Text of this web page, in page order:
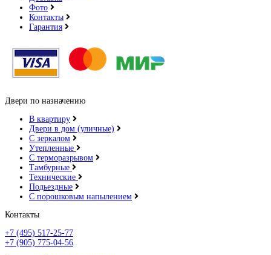
Фото
Контакты
Гарантия
Двери по назначению
В квартиру
Двери в дом (уличные)
С зеркалом
Утепленные
С терморазрывом
Тамбурные
Технические
Подьездные
С порошковым напылением
Контакты
+7 (495) 517-25-77
+7 (905) 775-04-56